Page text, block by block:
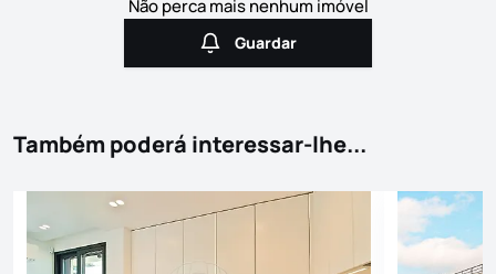
Não perca mais nenhum imóvel
Guardar
Guardar
Também poderá interessar-lhe...